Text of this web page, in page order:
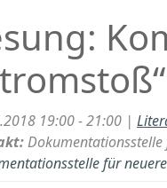
19:00 - 21:00 |
für